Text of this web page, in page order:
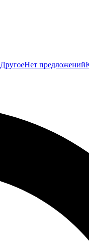
ДругоеНет предложений